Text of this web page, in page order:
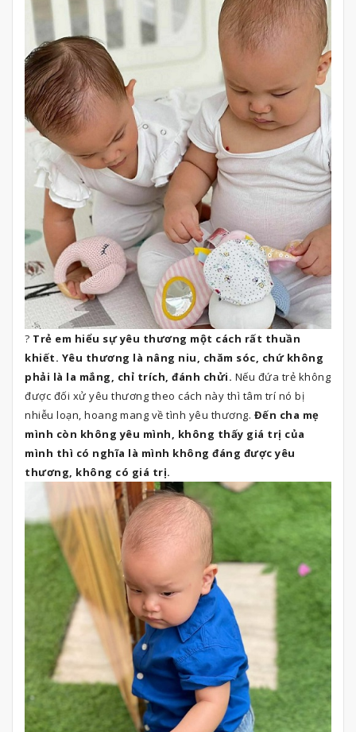
? Trẻ em hiểu sự yêu thương một cách rất thuần
khiết. Yêu thương là nâng niu, chăm sóc, chứ không
phải là la mắng, chỉ trích, đánh chửi. Nếu đứa trẻ không
được đối xử yêu thương theo cách này thì tâm trí nó bị
nhiễu loạn, hoang mang về tình yêu thương. Đến cha mẹ
mình còn không yêu mình, không thấy giá trị của
mình thì có nghĩa là mình không đáng được yêu
thương, không có giá trị.